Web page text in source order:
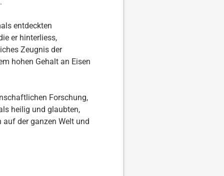
entdeckten
er hinterliess,
Zeugnis der
hohen Gehalt an Eisen
Forschung,
heilig und glaubten,
der ganzen Welt und